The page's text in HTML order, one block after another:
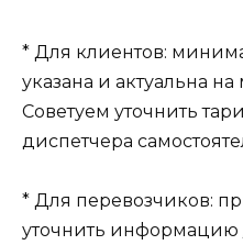
* Для клиентов:
указана и актуальна
Советуем уточнить
диспетчера
* Для перевозчиков:
уточнить информацию